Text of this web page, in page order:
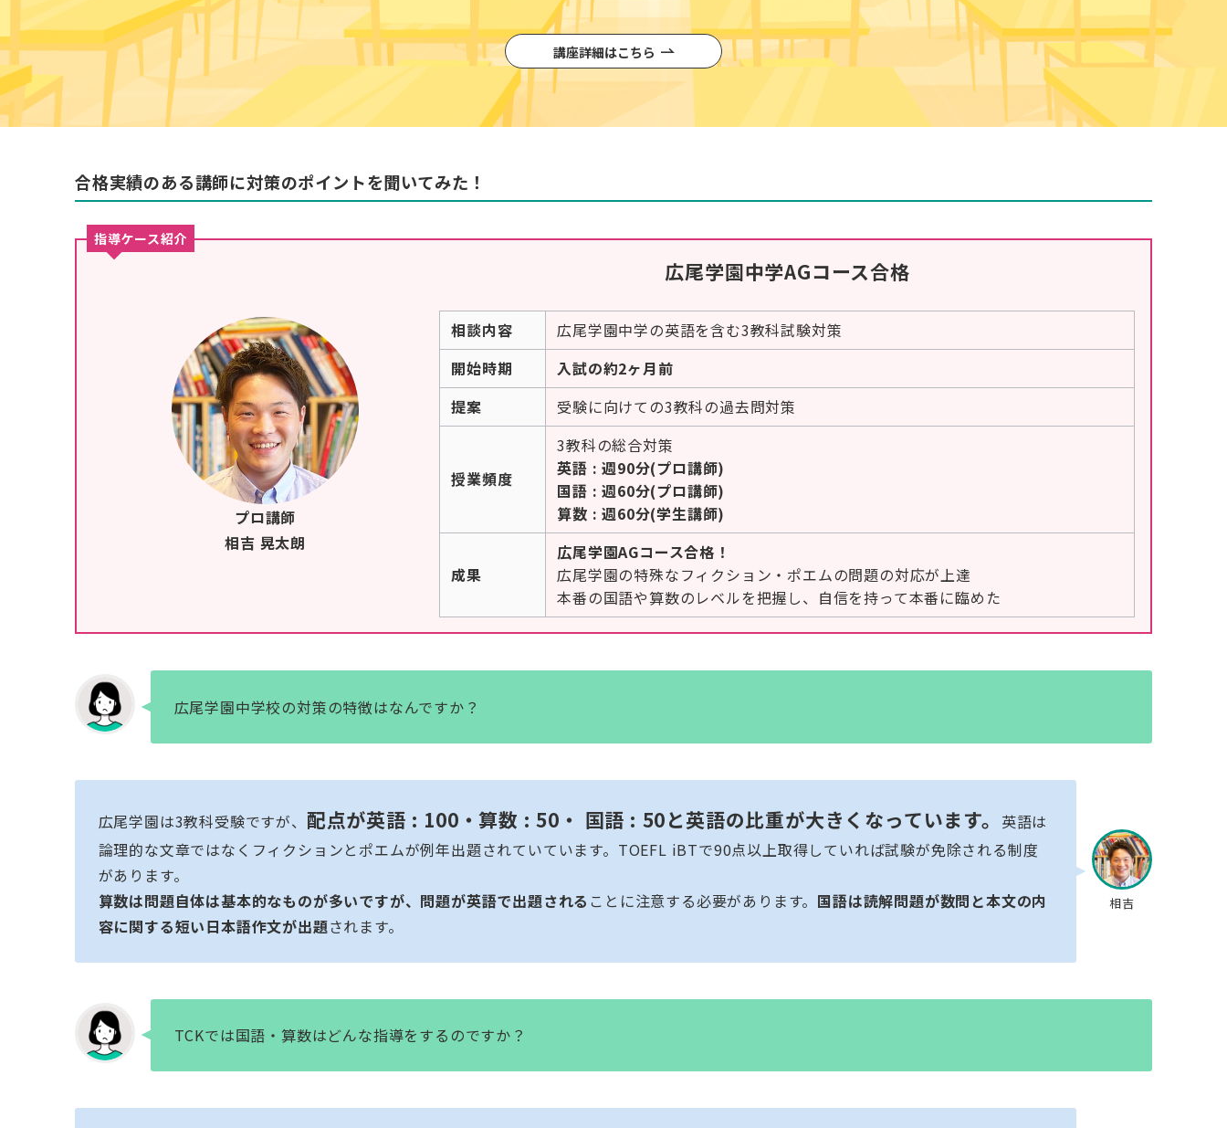
講座詳細はこちら
合格実績のある講師に対策のポイントを聞いてみた！
指導ケース紹介
プロ講師
相吉 晃太朗
広尾学園中学AGコース合格
相談内容
広尾学園中学の英語を含む3教科試験対策
開始時期
入試の約2ヶ月前
提案
受験に向けての3教科の過去問対策
授業頻度
3教科の総合対策
英語 : 週90分(プロ講師)
国語 : 週60分(プロ講師)
算数 : 週60分(学生講師)
成果
広尾学園AGコース合格！
広尾学園の特殊なフィクション・ポエムの問題の対応が上達
本番の国語や算数のレベルを把握し、自信を持って本番に臨めた
広尾学園中学校の対策の特徴はなんですか？
相吉
広尾学園は3教科受験ですが、 配点が英語 : 100・算数 : 50・ 国語 : 50と英語の比重が大きくなっています。
英語は
論理的な文章ではなくフィクションとポエムが例年出題されていています。TOEFL iBTで90点以上取得していれば試験が免除される制度
があります。
算数は問題自体は基本的なものが多いですが、問題が英語で出題される ことに注意する必要があります。 国語は読解問題が数問と本文の内
容に関する短い日本語作文が出題されます。
TCKでは国語・算数はどんな指導をするのですか？